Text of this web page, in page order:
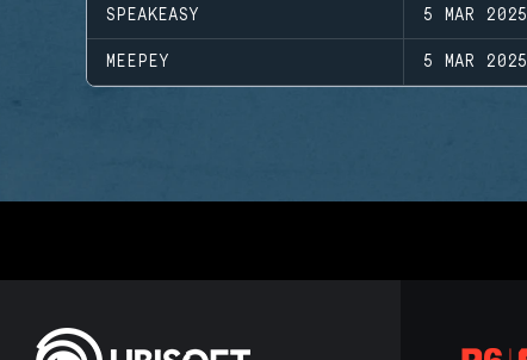
SPEAKEASY 5 MAR 2025
MEEPEY 5 MAR 2025